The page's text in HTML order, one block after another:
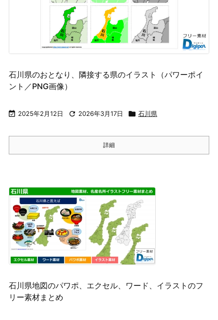
石川県のおとなり、隣接する県のイラスト（パワーポイ
ント／PNG画像）
 2025年2月12日  2026年3月17日  石川県
詳細
石川県地図のパワポ、エクセル、ワード、イラストのフ
リー素材まとめ